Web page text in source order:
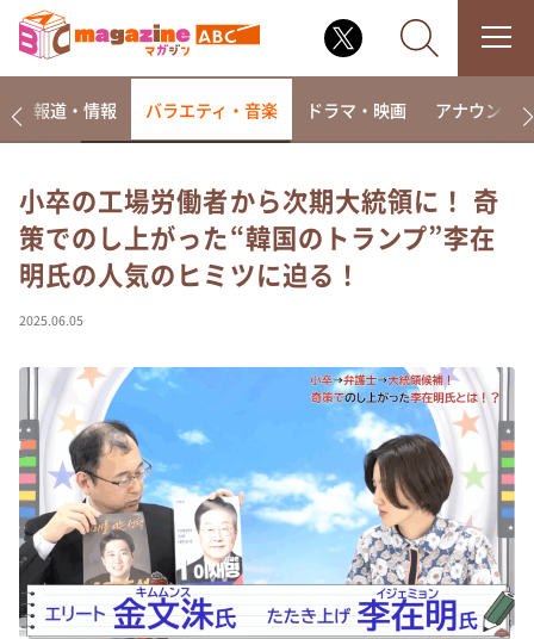
なるみ・岡村の過ぎるTV
相席食堂
これ余談なんですけど・・・
て真剣です
探偵！ナイトスクープ
news おかえり
河合＆A.B.C-Z塚田×福井アナ「なんでやねん！？」
（news おかえり）
DAIGOも台所 ～きょうの献立 何にする？～
本日はダイアンなり！シーズン２
朝だ！生です旅サラダ
報道・情報 バラエティ・音楽 ドラマ・映画 アナウンサー
小卒の工場労働者から次期大統領に！ 奇
策でのし上がった“韓国のトランプ”李在
明氏の人気のヒミツに迫る！
2025.06.05